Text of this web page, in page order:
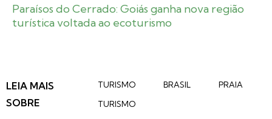
Paraísos do Cerrado: Goiás ganha nova região
turística voltada ao ecoturismo
LEIA MAIS
SOBRE
TURISMO BRASIL
PRAIA
TURISMO